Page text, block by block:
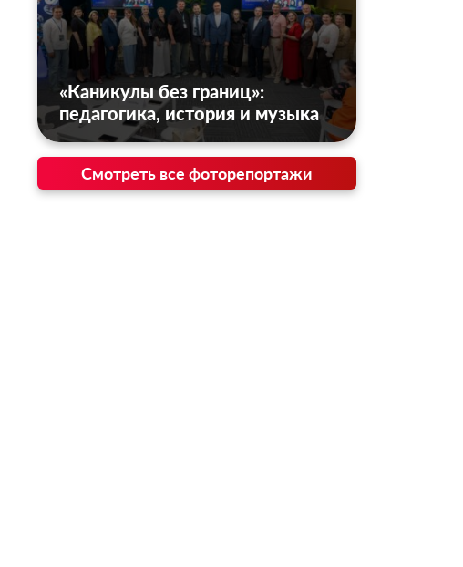
«Каникулы без границ»:
педагогика, история и музыка
Смотреть все фоторепортажи